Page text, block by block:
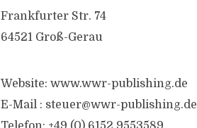
Frankfurter Str. 74
64521 Groß-Gerau
Website: www.wwr-publishing.de
E-Mail : steuer@wwr-publishing.de